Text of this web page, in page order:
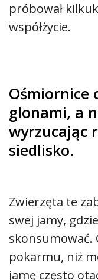
próbował
współżycie.
Ośmiornice
glonami, a
wyrzucając
siedlisko.
Zwierzęta te
swej jamy,
skonsumować.
pokarmu, niż
jamę często